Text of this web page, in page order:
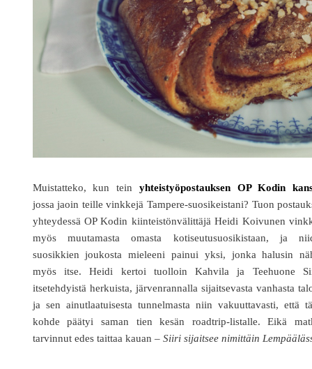
Muistatteko, kun tein yhteistyöpostauksen OP Kodin
jossa jaoin teille vinkkejä Tampere-suosikeistani? Tuon
yhteydessä OP Kodin kiinteistönvälittäjä Heidi Koivunen
myös muutamasta omasta kotiseutusuosikistaan, ja
suosikkien joukosta mieleeni painui yksi, jonka halusin
myös itse. Heidi kertoi tuolloin Kahvila ja Teehuone
itsetehdyistä herkuista, järvenrannalla sijaitsevasta vanhasta
ja sen ainutlaatuisesta tunnelmasta niin vakuuttavasti, että
kohde päätyi saman tien kesän roadtrip-listalle. Eikä
tarvinnut edes taittaa kauan – Siiri sijaitsee nimittäin